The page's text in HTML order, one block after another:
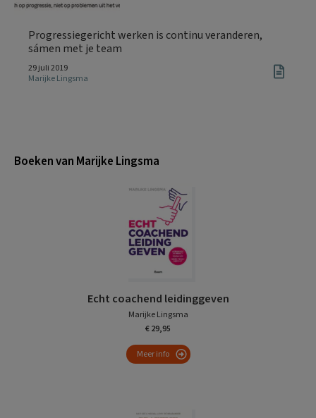
Progressiegericht werken is continu veranderen,
sámen met je team
29 juli 2019
Marijke Lingsma
Boeken van Marijke Lingsma
Echt coachend leidinggeven
Marijke Lingsma
€ 29,95
Meer info